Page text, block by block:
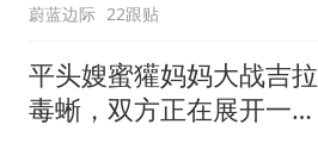
蔚蓝边际 22跟贴
平头嫂蜜獾妈妈大战吉拉
毒蜥，双方正在展开一场